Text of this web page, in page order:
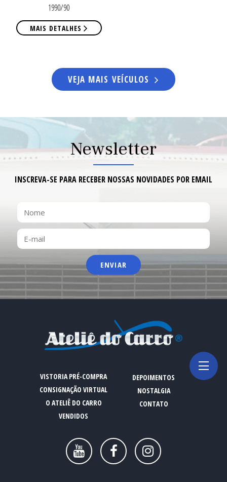
1990/90
MAIS DETALHES
VEJA MAIS VEÍCULOS
Newsletter
INSCREVA-SE PARA RECEBER NOSSAS NOVIDADES POR EMAIL
NOME
E-
MAIL
VISTORIA PRÉ-COMPRA
CONSIGNAÇÃO VIRTUAL
O ATELIÊ DO CARRO
VENDIDOS
DEPOIMENTOS
NOSTALGIA
CONTATO